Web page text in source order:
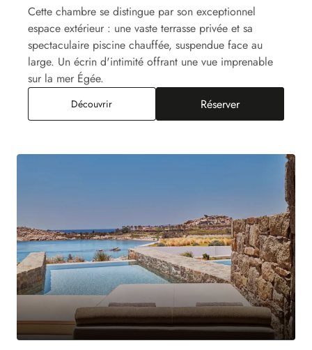
Cette chambre se distingue par son exceptionnel
espace extérieur : une vaste terrasse privée et sa
spectaculaire piscine chauffée, suspendue face au
large. Un écrin d'intimité offrant une vue imprenable
sur la mer Égée.
DécouvrirChambre Paraga Piscine Privée, Vue Mer
Réserver